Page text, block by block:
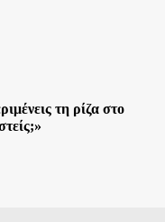
τη ρίζα στο